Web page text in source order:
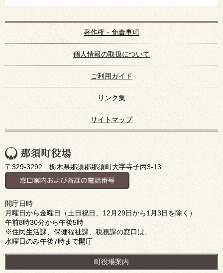
著作権・免責事項
個人情報の取扱について
ご利用ガイド
リンク集
サイトマップ
〒329-3292 栃木県那須郡那須町大字寺子丙3-13
開庁日時
月曜日から金曜日（土日祝日、12月29日から1月3日を除く）
午前8時30分から午後5時
※住民生活課、保健福祉課、税務課の窓口は、
水曜日のみ午後7時まで開庁
町役場案内